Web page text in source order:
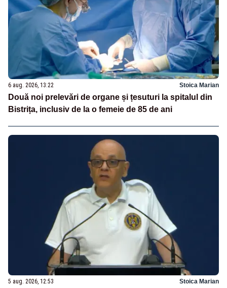
6 aug. 2026, 13:22 Stoica Marian
Două noi prelevări de organe și țesuturi la spitalul din
Bistrița, inclusiv de la o femeie de 85 de ani
5 aug. 2026, 12:53 Stoica Marian